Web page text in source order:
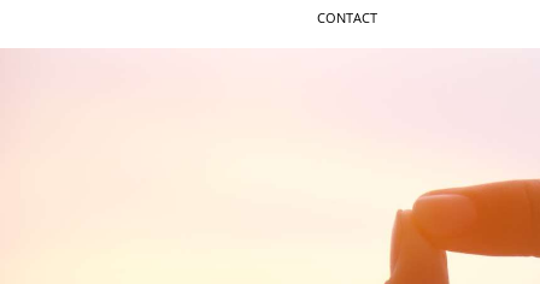
CONTACT